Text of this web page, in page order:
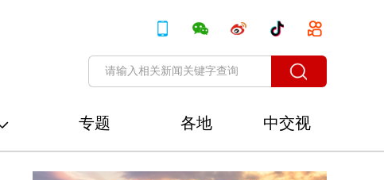
专题 各地
中交视
讯